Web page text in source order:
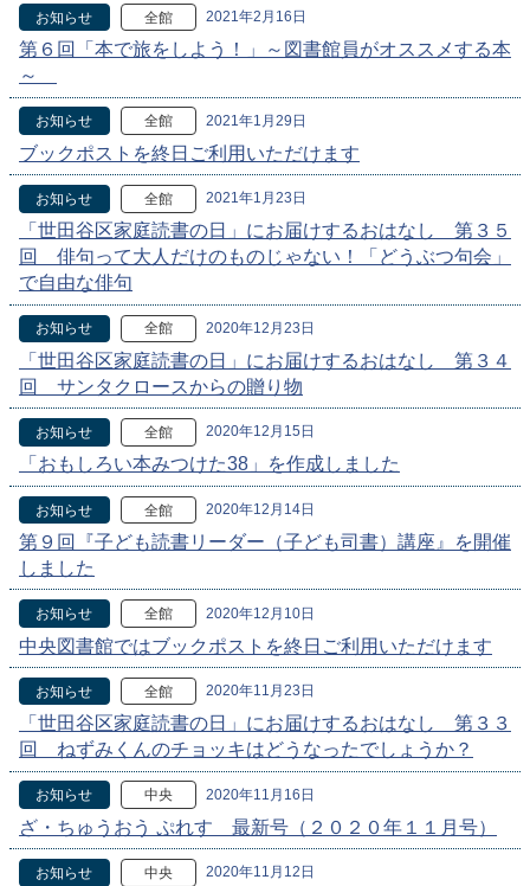
お知らせ 全館 2021年2月16日
第６回「本で旅をしよう！」～図書館員がオススメする本
～
お知らせ 全館 2021年1月29日
ブックポストを終日ご利用いただけます
お知らせ 全館 2021年1月23日
「世田谷区家庭読書の日」にお届けするおはなし 第３５
回 俳句って大人だけのものじゃない！「どうぶつ句会」
で自由な俳句
お知らせ 全館 2020年12月23日
「世田谷区家庭読書の日」にお届けするおはなし 第３４
回 サンタクロースからの贈り物
お知らせ 全館 2020年12月15日
「おもしろい本みつけた38」を作成しました
お知らせ 全館 2020年12月14日
第９回『子ども読書リーダー（子ども司書）講座』を開催
しました
お知らせ 全館 2020年12月10日
中央図書館ではブックポストを終日ご利用いただけます
お知らせ 全館 2020年11月23日
「世田谷区家庭読書の日」にお届けするおはなし 第３３
回 ねずみくんのチョッキはどうなったでしょうか？
お知らせ 中央 2020年11月16日
ざ・ちゅうおう ぷれす 最新号（２０２０年１１月号）
お知らせ 中央 2020年11月12日